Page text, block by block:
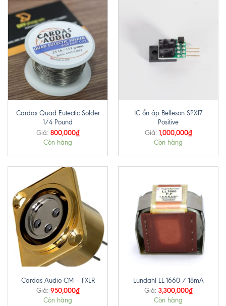
Cardas Quad Eutectic Solder
1/4 Pound
Giá: 800,000₫
Còn hàng
IC ổn áp Belleson SPX17
Positive
Giá: 1,000,000₫
Còn hàng
Cardas Audio CM – FXLR
Giá: 950,000₫
Còn hàng
Lundahl LL-1660 / 18mA
Giá: 3,300,000₫
Còn hàng